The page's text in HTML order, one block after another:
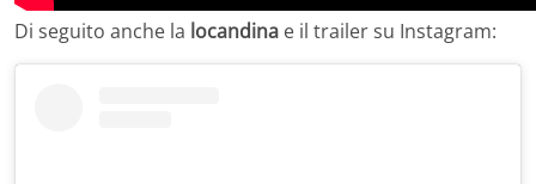
Di seguito anche la locandina e il trailer su Instagram: